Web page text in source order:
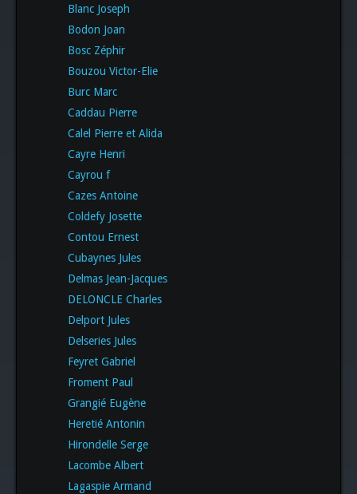
Blanc Joseph
Bodon Joan
Bosc Zéphir
Bouzou Victor-Elie
Burc Marc
Caddau Pierre
Calel Pierre et Alida
Cayre Henri
Cayrou f
Cazes Antoine
Coldefy Josette
Contou Ernest
Cubaynes Jules
Delmas Jean-Jacques
DELONCLE Charles
Delport Jules
Delseries Jules
Feyret Gabriel
Froment Paul
Grangié Eugène
Heretié Antonin
Hirondelle Serge
Lacombe Albert
Lagaspie Armand